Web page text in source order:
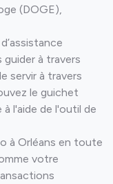
(DOGE),
à travers
servir à travers
le guichet
l'aide de l'outil de
à Orléans en toute
votre